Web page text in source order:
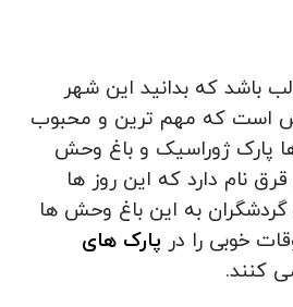
باشد که بدانید این شهر
است که مهم ترین و محبوب
پارک ژوراسیک و باغ وحش
نام دارد که این روز ها
گردشگران به این باغ وحش ها
خوبی را در پارک های
کنند.